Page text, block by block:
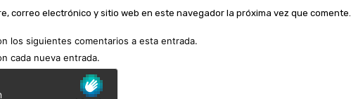
correo electrónico y sitio web en este navegador la próxima vez que comente.
los siguientes comentarios a esta entrada.
cada nueva entrada.